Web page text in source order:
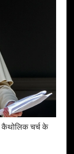
कैथोलिक चर्च के